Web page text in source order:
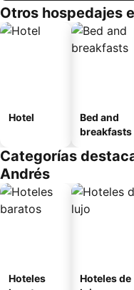
Otros hospedajes
Hotel
Bed and
breakfasts
Categorías
Andrés
Hoteles
Hoteles de